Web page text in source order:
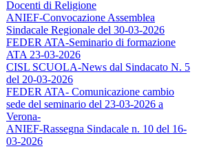
Docenti di Religione
ANIEF-Convocazione Assemblea
Sindacale Regionale del 30-03-2026
FEDER ATA-Seminario di formazione
ATA 23-03-2026
CISL SCUOLA-News dal Sindacato N. 5
del 20-03-2026
FEDER ATA- Comunicazione cambio
sede del seminario del 23-03-2026 a
Verona-
ANIEF-Rassegna Sindacale n. 10 del 16-
03-2026